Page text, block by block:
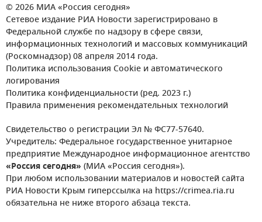
© 2026 МИА «Россия сегодня»
Сетевое издание РИА Новости зарегистрировано в
Федеральной службе по надзору в сфере связи,
информационных технологий и массовых коммуникаций
(Роскомнадзор) 08 апреля 2014 года.
Политика использования Cookie и автоматического
логирования
Политика конфиденциальности (ред. 2023 г.)
Правила применения рекомендательных технологий
Свидетельство о регистрации Эл № ФС77-57640.
Учредитель: Федеральное государственное унитарное
предприятие Международное информационное агентство
«Россия сегодня» (МИА «Россия сегодня»).
При любом использовании материалов и новостей сайта
РИА Новости Крым гиперссылка на https://crimea.ria.ru
обязательна не ниже второго абзаца текста.